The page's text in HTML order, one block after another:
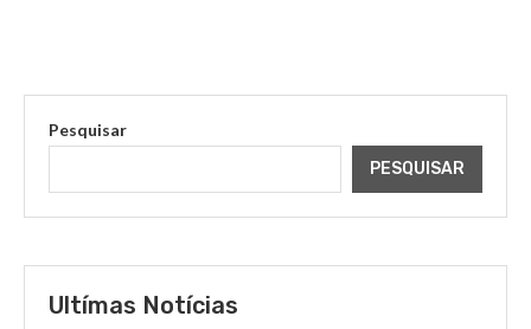
Pesquisar
PESQUISAR
Ultímas Notícias